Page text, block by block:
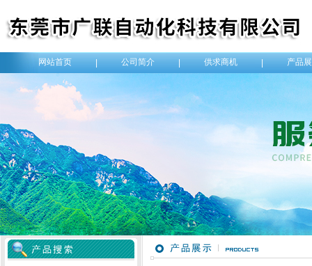
网站首页 公司简介 供求商机 产品